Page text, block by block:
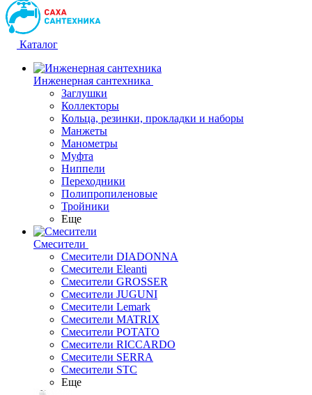
Каталог
Инженерная сантехника
Заглушки
Коллекторы
Кольца, резинки, прокладки и наборы
Манжеты
Манометры
Муфта
Ниппели
Переходники
Полипропиленовые
Тройники
Еще
Смесители
Смесители DIADONNA
Смесители Eleanti
Смесители GROSSER
Смесители JUGUNI
Смесители Lemark
Смесители MATRIX
Смесители POTATO
Смесители RICCARDO
Смесители SERRA
Смесители STC
Еще